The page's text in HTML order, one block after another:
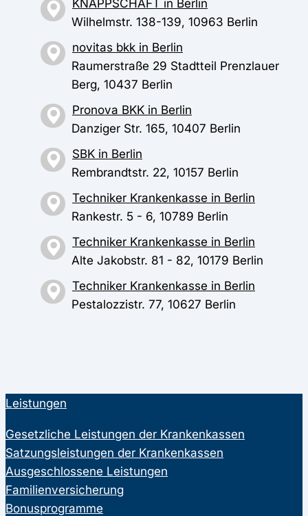
KNAPPSCHAFT in Berlin
Wilhelmstr. 138-139, 10963 Berlin
novitas bkk in Berlin
Raumerstraße 29 Stadtteil Prenzlauer
Berg, 10437 Berlin
Pronova BKK in Berlin
Danziger Str. 165, 10407 Berlin
SBK in Berlin
Rembrandtstr. 22, 10157 Berlin
Techniker Krankenkasse in Berlin
Rankestr. 5 - 6, 10789 Berlin
Techniker Krankenkasse in Berlin
Alte Jakobstr. 81 - 82, 10179 Berlin
Techniker Krankenkasse in Berlin
Pestalozzistr. 77, 10627 Berlin
Leistungen
Gesetzliche Leistungen der Krankenkassen
Satzungsleistungen der Krankenkassen
Ausgeschlossene Leistungen
Familienversicherung
Bonusprogramme